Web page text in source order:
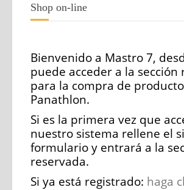
Shop on-line
Bienvenido a Mastro 7,
puede acceder a la sección
para la compra de
Panathlon.
Si es la primera vez que
nuestro sistema rellene el
formulario y entrará a la
reservada.
Si ya está registrado: haga